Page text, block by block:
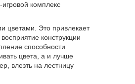
комплекс
цветами. Это привлекает
конструкции
способности
цвета, а и лучше
влезть на лестницу